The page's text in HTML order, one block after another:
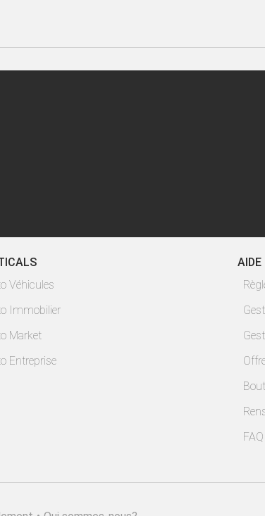
Véhicules
Immobilier
Market
Entreprise
AIDE
FAQ